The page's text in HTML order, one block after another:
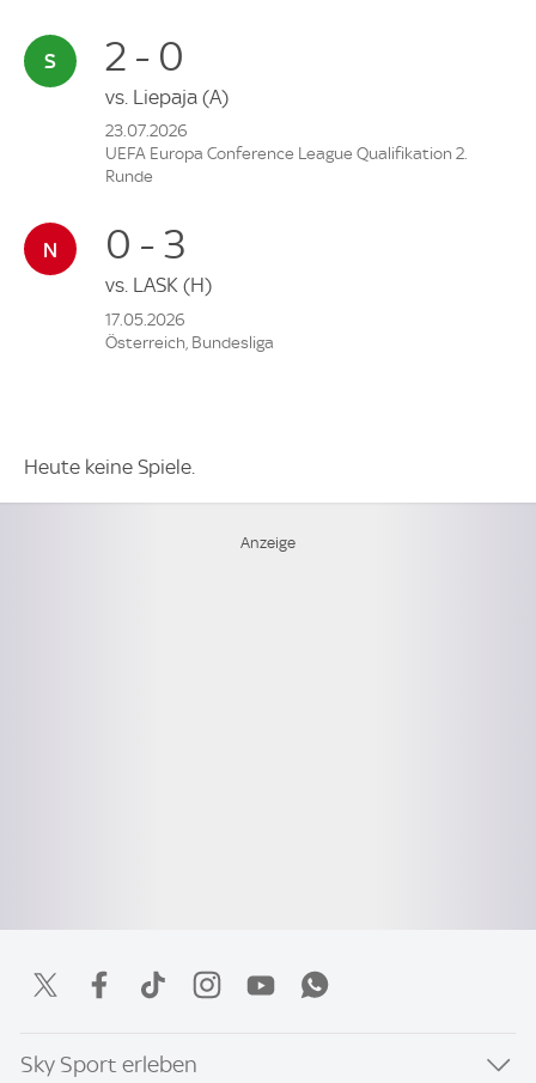
2 - 0
vs. Liepaja (A)
23.07.2026
UEFA Europa Conference League Qualifikation 2.
Runde
0 - 3
vs. LASK (H)
17.05.2026
Österreich, Bundesliga
Heute keine Spiele.
Sky Sport erleben